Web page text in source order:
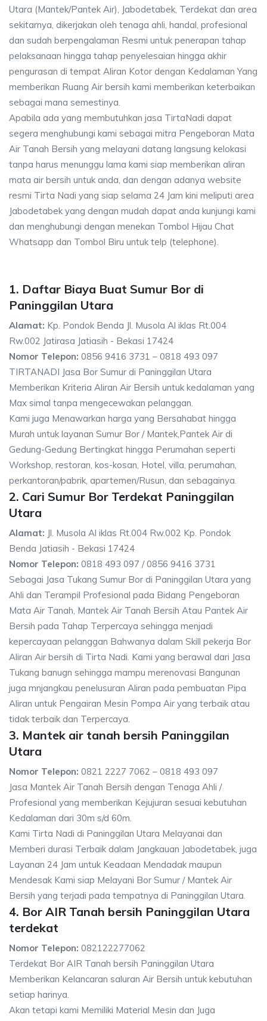
Utara (Mantek/Pantek Air), Jabodetabek, Terdekat dan area
sekitarnya, dikerjakan oleh tenaga ahli, handal, profesional
dan sudah berpengalaman Resmi untuk penerapan tahap
pelaksanaan hingga tahap penyelesaian hingga akhir
pengurasan di tempat Aliran Kotor dengan Kedalaman Yang
memberikan Ruang Air bersih kami memberikan keterbaikan
sebagai mana semestinya.
Apabila ada yang membutuhkan jasa TirtaNadi dapat
segera menghubungi kami sebagai mitra Pengeboran Mata
Air Tanah Bersih yang melayani datang langsung kelokasi
tanpa harus menunggu lama kami siap memberikan aliran
mata air bersih untuk anda, dan dengan adanya website
resmi Tirta Nadi yang siap selama 24 Jam kini meliputi area
Jabodetabek yang dengan mudah dapat anda kunjungi kami
dan menghubungi dengan menekan Tombol Hijau Chat
Whatsapp dan Tombol Biru untuk telp (telephone).
1. Daftar Biaya Buat Sumur Bor di
Paninggilan Utara
Alamat: Kp. Pondok Benda Jl. Musola Al iklas Rt.004
Rw.002 Jatirasa Jatiasih - Bekasi 17424
Nomor Telepon: 0856 9416 3731 – 0818 493 097
TIRTANADI Jasa Bor Sumur di Paninggilan Utara
Memberikan Kriteria Aliran Air Bersih untuk kedalaman yang
Max simal tanpa mengecewakan pelanggan.
Kami juga Menawarkan harga yang Bersahabat hingga
Murah untuk layanan Sumur Bor / Mantek,Pantek Air di
Gedung-Gedung Bertingkat hingga Perumahan seperti
Workshop, restoran, kos-kosan, Hotel, villa, perumahan,
perkantoran/pabrik, apartemen/Rusun, dan sebagainya.
2. Cari Sumur Bor Terdekat Paninggilan
Utara
Alamat: Jl. Musola Al iklas Rt.004 Rw.002 Kp. Pondok
Benda Jatiasih - Bekasi 17424
Nomor Telepon: 0818 493 097 / 0856 9416 3731
Sebagai Jasa Tukang Sumur Bor di Paninggilan Utara yang
Ahli dan Terampil Profesional pada Bidang Pengeboran
Mata Air Tanah, Mantek Air Tanah Bersih Atau Pantek Air
Bersih pada Tahap Terpercaya sehingga menjadi
kepercayaan pelanggan Bahwanya dalam Skill pekerja Bor
Aliran Air bersih di Tirta Nadi. Kami yang berawal dari Jasa
Tukang banugn sehingga mampu merenovasi Bangunan
juga mnjangkau penelusuran Aliran pada pembuatan Pipa
Aliran untuk Pengairan Mesin Pompa Air yang terbaik atau
tidak terbaik dan Terpercaya.
3. Mantek air tanah bersih Paninggilan
Utara
Nomor Telepon: 0821 2227 7062 – 0818 493 097
Jasa Mantek Air Tanah Bersih dengan Tenaga Ahli /
Profesional yang memberikan Kejujuran sesuai kebutuhan
Kedalaman dari 30m s/d 60m.
Kami Tirta Nadi di Paninggilan Utara Melayanai dan
Memberi durasi Terbaik dalam Jangkauan Jabodetabek, juga
Layanan 24 Jam untuk Keadaan Mendadak maupun
Mendesak Kami siap Melayani Bor Sumur / Mantek Air
Bersih yang terjadi pada tempatnya di Paninggilan Utara.
4. Bor AIR Tanah bersih Paninggilan Utara
terdekat
Nomor Telepon: 082122277062
Terdekat Bor AIR Tanah bersih Paninggilan Utara
Memberikan Kelancaran saluran Air Bersih untuk kebutuhan
setiap harinya.
Akan tetapi kami Memiliki Material Mesin dan Juga